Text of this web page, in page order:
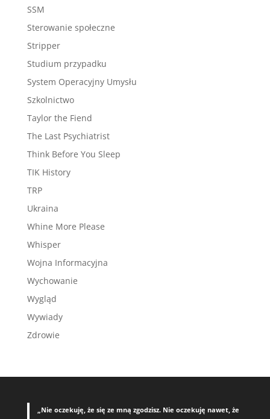
SSM
Sterowanie społeczne
Stripper
Studium przypadku
System Operacyjny Umysłu
Szkolnictwo
Taylor the Fiend
The Last Psychiatrist
Think Before You Sleep
TIK History
TRP
Ukraina
Whine More Please
Whisper
Wojna Informacyjna
Wychowanie
Wygląd
Wywiady
Zdrowie
„Nie oczekuję, że się ze mną zgodzisz. Nie oczekuję nawet, że